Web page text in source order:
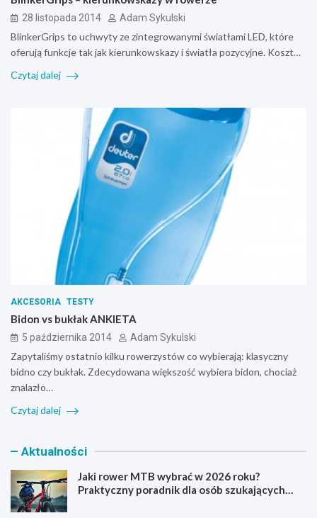
28 listopada 2014 Adam Sykulski
BlinkerGrips to uchwyty ze zintegrowanymi światłami LED, które
oferują funkcje tak jak kierunkowskazy i światła pozycyjne. Koszt…
Czytaj dalej
AKCESORIA TESTY
Bidon vs bukłak ANKIETA
5 października 2014 Adam Sykulski
Zapytaliśmy ostatnio kilku rowerzystów co wybierają: klasyczny
bidno czy bukłak. Zdecydowana większość wybiera bidon, chociaż
znalazło…
Czytaj dalej
Aktualności
Jaki rower MTB wybrać w 2026 roku?
Praktyczny poradnik dla osób szukających